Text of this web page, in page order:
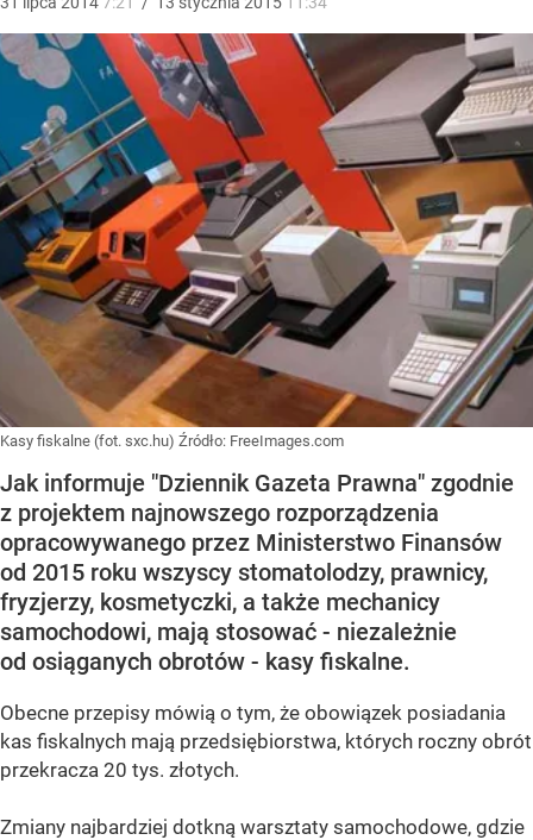
Kasy fiskalne (fot. sxc.hu) Źródło: FreeImages.com
Jak informuje "Dziennik Gazeta Prawna" zgodnie
z projektem najnowszego rozporządzenia
opracowywanego przez Ministerstwo Finansów
od 2015 roku wszyscy stomatolodzy, prawnicy,
fryzjerzy, kosmetyczki, a także mechanicy
samochodowi, mają stosować - niezależnie
od osiąganych obrotów - kasy fiskalne.
Obecne przepisy mówią o tym, że obowiązek posiadania
kas fiskalnych mają przedsiębiorstwa, których roczny obrót
przekracza 20 tys. złotych.
Zmiany najbardziej dotkną warsztaty samochodowe, gdzie